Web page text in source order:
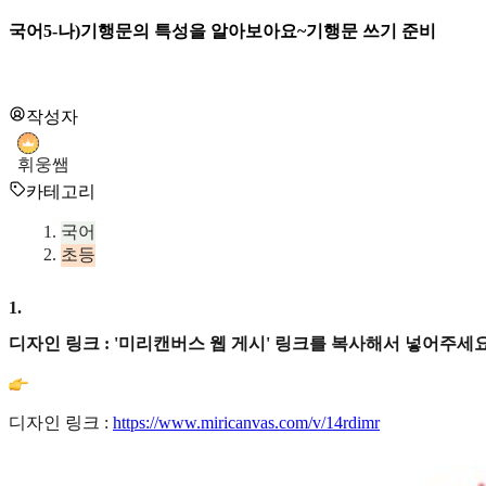
국어5-나)기행문의 특성을 알아보아요~기행문 쓰기 준비
작성자
휘웅쌤
카테고리
국어
초등
1.
디자인 링크 : '미리캔버스 웹 게시' 링크를 복사해서 넣어주세
디자인 링크 : https://www.miricanvas.com/v/14rdimr